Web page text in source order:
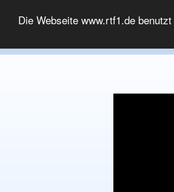
Die Webseite www.rtf1.de
MEDIATHEK